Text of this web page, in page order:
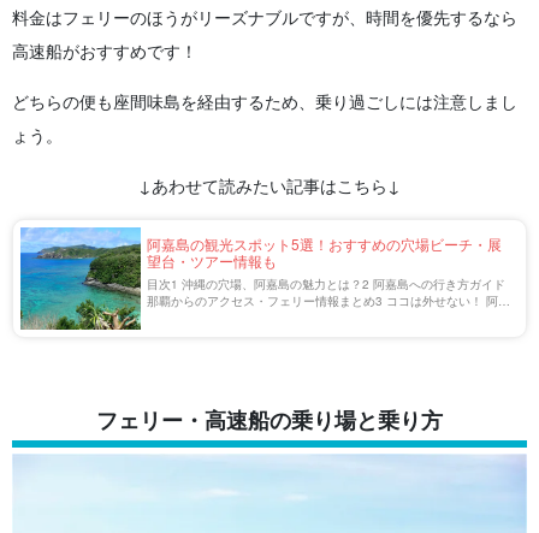
料金はフェリーのほうがリーズナブルですが、時間を優先するなら
高速船がおすすめです！
どちらの便も座間味島を経由するため、乗り過ごしには注意しまし
ょう。
↓あわせて読みたい記事はこちら↓
阿嘉島の観光スポット5選！おすすめの穴場ビーチ・展
望台・ツアー情報も
目次1 沖縄の穴場、阿嘉島の魅力とは？2 阿嘉島への行き方ガイド
那覇からのアクセス・フェリー情報まとめ3 ココは外せない！ 阿嘉
フェリー・高速船の乗り場と乗り方